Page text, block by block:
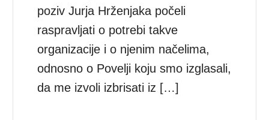
poziv Jurja Hrženjaka počeli
raspravljati o potrebi takve
organizacije i o njenim načelima,
odnosno o Povelji koju smo izglasali,
da me izvoli izbrisati iz […]